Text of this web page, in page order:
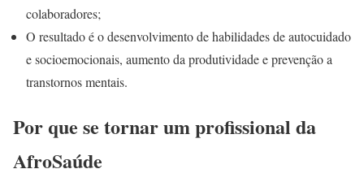
colaboradores;
O resultado é o desenvolvimento de habilidades de autocuidado
e socioemocionais, aumento da produtividade e prevenção a
transtornos mentais.
Por que se tornar um profissional da
AfroSaúde